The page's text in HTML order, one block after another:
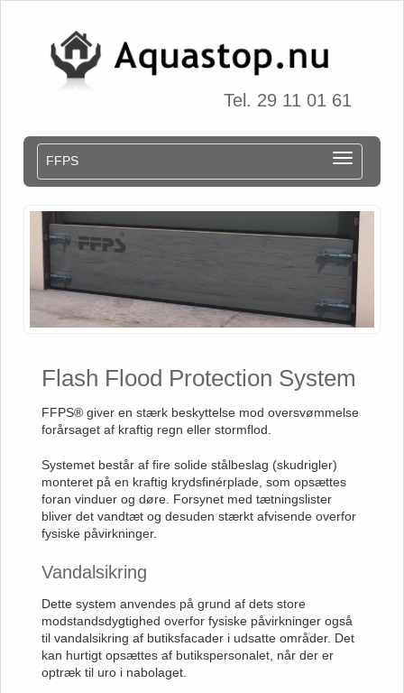
Tel. 29 11 01 61
FFPS
Flash Flood Protection System
FFPS® giver en stærk beskyttelse mod oversvømmelse
forårsaget af kraftig regn eller stormflod.
Systemet består af fire solide stålbeslag (skudrigler)
monteret på en kraftig krydsfinérplade, som opsættes
foran vinduer og døre. Forsynet med tætningslister
bliver det vandtæt og desuden stærkt afvisende overfor
fysiske påvirkninger.
Vandalsikring
Dette system anvendes på grund af dets store
modstandsdygtighed overfor fysiske påvirkninger også
til vandalsikring af butiksfacader i udsatte områder. Det
kan hurtigt opsættes af butikspersonalet, når der er
optræk til uro i nabolaget.